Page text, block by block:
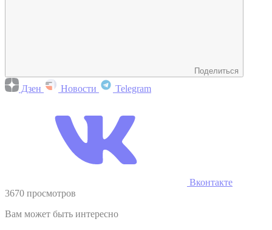
Поделиться
Дзен Новости Telegram
Вконтакте
3670 просмотров
Вам может быть интересно